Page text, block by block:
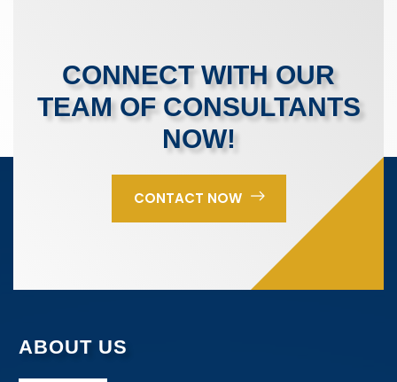
CONNECT WITH OUR
TEAM OF CONSULTANTS
NOW!
CONTACT NOW
ABOUT US